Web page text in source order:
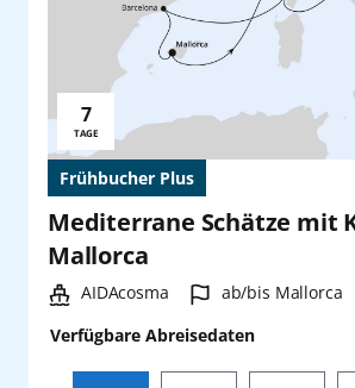
Frühbucher Plus
Mediterrane Schätze mit
Mallorca
Schiff:
AIDAcosma Hafen:
ab/bis Mallorca
Verfügbare Abreisedaten
Reisedauer:
7
TAGE